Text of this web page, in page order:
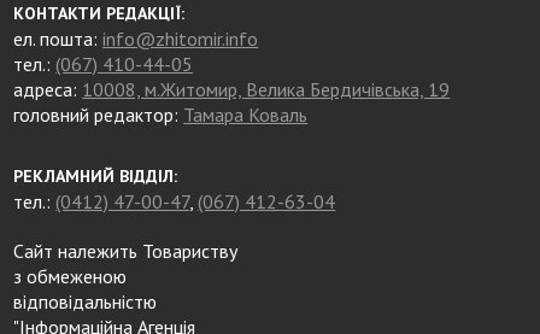
КОНТАКТИ РЕДАКЦІЇ:
ел. пошта:info@zhitomir.info
тел.: (067) 410-44-05
адреса: 10008, м.Житомир, Велика Бердичівська, 19
головний редактор: Тамара Коваль
РЕКЛАМНИЙ ВІДДІЛ:
тел.: (0412) 47-00-47, (067) 412-63-04
Сайт належить Товариству
з обмеженою
відповідальністю
"Інформаційна Агенція